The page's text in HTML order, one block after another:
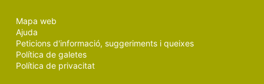
Mapa web
Ajuda
Peticions d'informació, suggeriments i queixes
Política de galetes
Política de privacitat